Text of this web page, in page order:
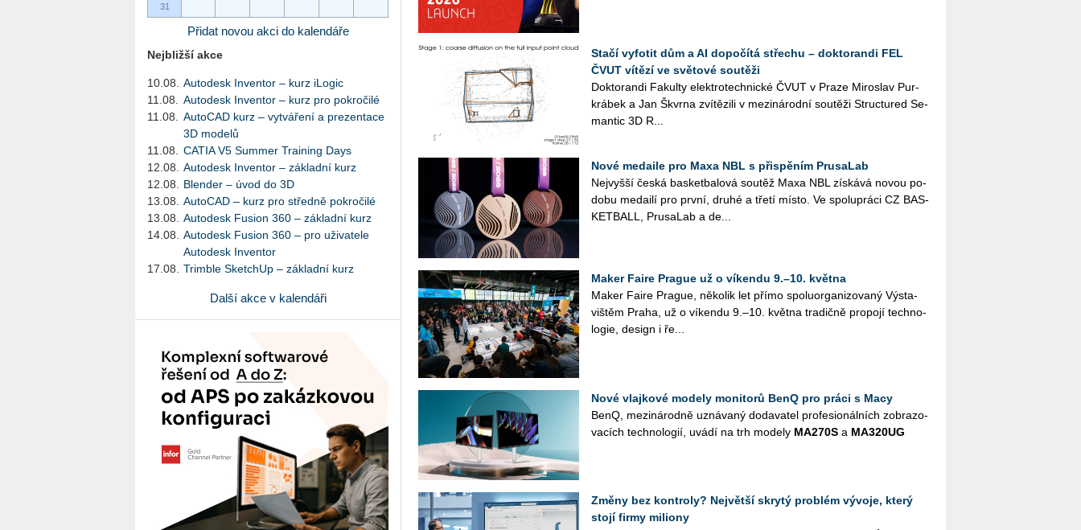
31
Přidat novou akci do kalendáře
Nejbližší akce
10.08.
Autodesk Inventor – kurz iLogic
11.08.
Autodesk Inventor – kurz pro pokročilé
11.08.
AutoCAD kurz – vytváření a prezentace
3D modelů
11.08.
CATIA V5 Summer Training Days
12.08.
Autodesk Inventor – základní kurz
12.08.
Blender – úvod do 3D
13.08.
AutoCAD – kurz pro středně pokročilé
13.08.
Autodesk Fusion 360 – základní kurz
14.08.
Autodesk Fusion 360 – pro uživatele
Autodesk Inventor
17.08.
Trimble SketchUp – základní kurz
Další akce v kalendáři
Stačí vyfotit dům a AI dopočítá střechu – doktorandi FEL
ČVUT vítězí ve světové soutěži
Dok­to­ran­di Fa­kul­ty elek­tro­tech­nic­ké ČVUT v Praze Mi­roslav Pur­
krá­bek a Jan Škvr­na zví­tě­zi­li v me­zi­ná­rod­ní sou­tě­ži Structu­red Se­
man­tic 3D R...
Nové medaile pro Maxa NBL s přispěním PrusaLab
Nej­vyš­ší česká bas­ket­ba­lo­vá sou­těž Maxa NBL zís­ká­vá novou po­
do­bu me­dai­lí pro první, druhé a třetí místo. Ve spo­lu­prá­ci CZ BAS­
KET­BALL, Prusa­Lab a de­...
Maker Faire Prague už o víkendu 9.–10. května
Maker Faire Pra­gue, ně­ko­lik let přímo spo­lu­or­ga­ni­zo­va­ný Vý­sta­
viš­těm Praha, už o ví­ken­du 9.–10. květ­na tra­dič­ně pro­po­jí tech­no­
lo­gie, de­sign i ře...
Nové vlajkové modely monitorů BenQ pro práci s Macy
BenQ, me­zi­ná­rod­ně uzná­va­ný do­da­va­tel pro­fe­si­o­nál­ních zob­ra­zo­
va­cích tech­no­lo­gií, uvádí na trh mo­de­ly MA­270S a MA­320UG
Změny bez kontroly? Největší skrytý problém vývoje, který
stojí firmy miliony